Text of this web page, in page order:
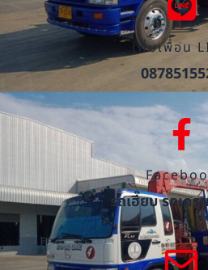
เพิ่มเพื่อน
รถเฮี๊ยบ รถเคร